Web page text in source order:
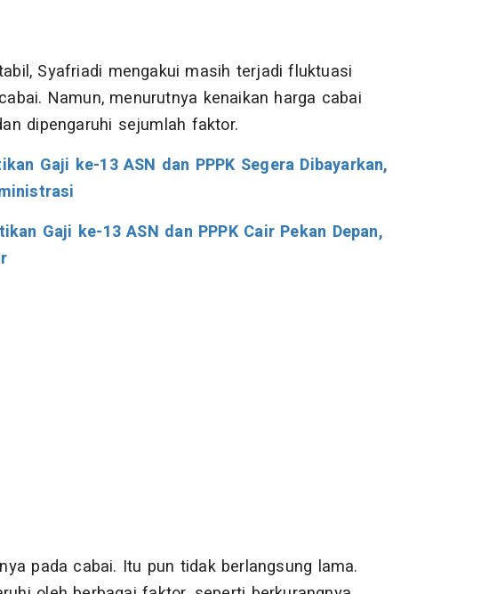
Syafriadi mengakui masih terjadi fluktuasi
Namun, menurutnya kenaikan harga cabai
dipengaruhi sejumlah faktor.
Gaji ke-13 ASN dan PPPK Segera Dibayarkan,
Gaji ke-13 ASN dan PPPK Cair Pekan Depan,
pada cabai. Itu pun tidak berlangsung lama.